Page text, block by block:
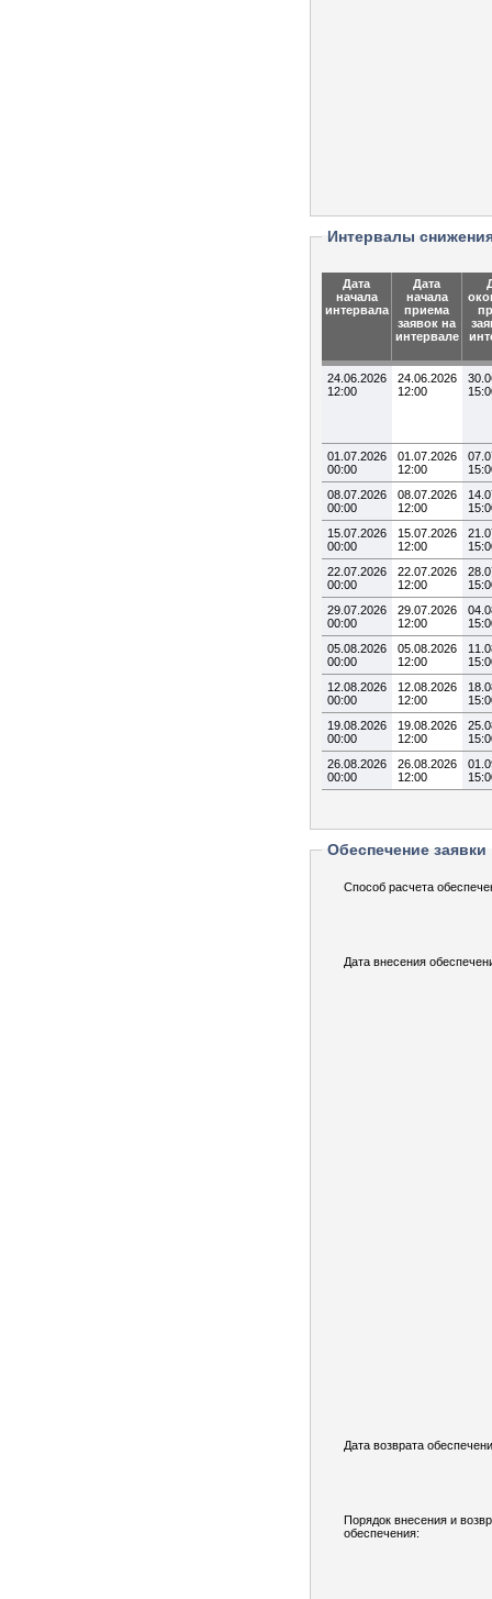
Интервалы
Дата
начала
интервала
Дата
начала
приема
заявок на
интервале
24.06.2026
12:00
24.06.2026
12:00
01.07.2026
00:00
01.07.2026
12:00
08.07.2026
00:00
08.07.2026
12:00
15.07.2026
00:00
15.07.2026
12:00
22.07.2026
00:00
22.07.2026
12:00
29.07.2026
00:00
29.07.2026
12:00
05.08.2026
00:00
05.08.2026
12:00
12.08.2026
00:00
12.08.2026
12:00
19.08.2026
00:00
19.08.2026
12:00
26.08.2026
00:00
26.08.2026
12:00
Обеспечение заявки
Способ расчета
Дата внесения
Дата возврата
Порядок внесения и
обеспечения: